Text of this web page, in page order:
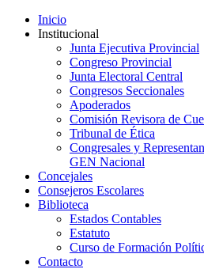
Inicio
Institucional
Junta Ejecutiva Provincial
Congreso Provincial
Junta Electoral Central
Congresos Seccionales
Apoderados
Comisión Revisora de
Tribunal de Ética
Congresales y
GEN Nacional
Concejales
Consejeros Escolares
Biblioteca
Estados Contables
Estatuto
Curso de Formación
Contacto